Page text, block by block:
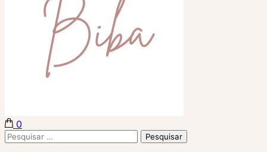
Biba Concept Store
0
Pesquisar